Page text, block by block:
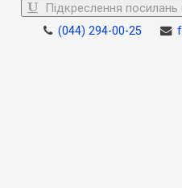
Підкреслення посилань
(044) 294-00-25